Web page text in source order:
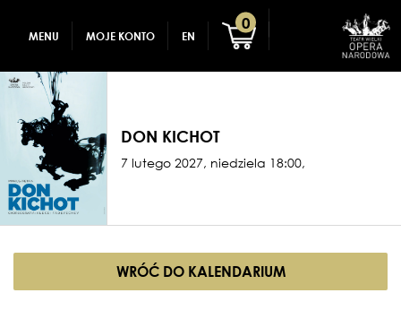
MENU MOJE KONTO EN
0
DLA DZIECI
ZALOGUJ
DON KICHOT
7 lutego 2027, niedziela 18:00,
WRÓĆ DO KALENDARIUM